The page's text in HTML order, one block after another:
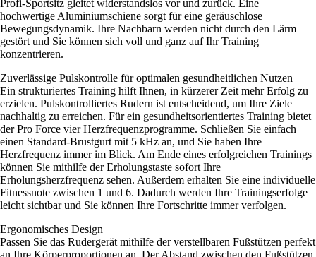
Profi-Sportsitz gleitet widerstandslos vor und zurück. Eine
hochwertige Aluminiumschiene sorgt für eine geräuschlose
Bewegungsdynamik. Ihre Nachbarn werden nicht durch den Lärm
gestört und Sie können sich voll und ganz auf Ihr Training
konzentrieren.
Zuverlässige Pulskontrolle für optimalen gesundheitlichen Nutzen
Ein strukturiertes Training hilft Ihnen, in kürzerer Zeit mehr Erfolg zu
erzielen. Pulskontrolliertes Rudern ist entscheidend, um Ihre Ziele
nachhaltig zu erreichen. Für ein gesundheitsorientiertes Training bietet
der Pro Force vier Herzfrequenzprogramme. Schließen Sie einfach
einen Standard-Brustgurt mit 5 kHz an, und Sie haben Ihre
Herzfrequenz immer im Blick. Am Ende eines erfolgreichen Trainings
können Sie mithilfe der Erholungstaste sofort Ihre
Erholungsherzfrequenz sehen. Außerdem erhalten Sie eine individuelle
Fitnessnote zwischen 1 und 6. Dadurch werden Ihre Trainingserfolge
leicht sichtbar und Sie können Ihre Fortschritte immer verfolgen.
Ergonomisches Design
Passen Sie das Rudergerät mithilfe der verstellbaren Fußstützen perfekt
an Ihre Körperproportionen an. Der Abstand zwischen den Fußstützen